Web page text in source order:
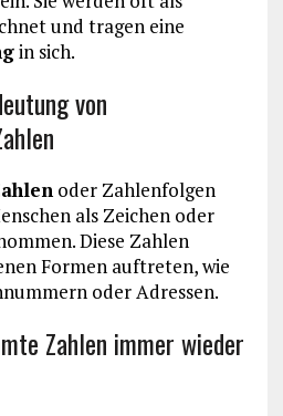
und tragen eine
in sich.
von
oder Zahlenfolgen
als Zeichen oder
Diese Zahlen
Formen auftreten, wie
oder Adressen.
Zahlen immer wieder